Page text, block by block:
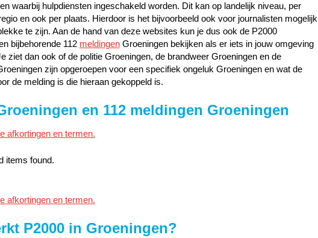
waarbij hulpdiensten ingeschakeld worden. Dit kan op landelijk niveau, per
en ook per plaats. Hierdoor is het bijvoorbeeld ook voor journalisten mogelijk
te zijn. Aan de hand van deze websites kun je dus ook de P2000
bijbehorende 112 meldingenGroeningen bekijken als er iets in jouw omgeving
ziet dan ook of de politie Groeningen, de brandweer Groeningen en de
zijn opgeroepen voor een specifiek ongeluk Groeningen en wat de
de melding is die hieraan gekoppeld is.
en 112 meldingen Groeningen
afkortingen en termen.
items found.
afkortingen en termen.
P2000 in Groeningen?